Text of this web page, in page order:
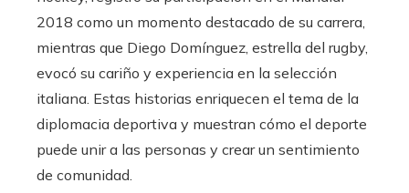
2018 como un momento destacado de su carrera,
mientras que Diego Domínguez, estrella del rugby,
evocó su cariño y experiencia en la selección
italiana. Estas historias enriquecen el tema de la
diplomacia deportiva y muestran cómo el deporte
puede unir a las personas y crear un sentimiento
de comunidad.